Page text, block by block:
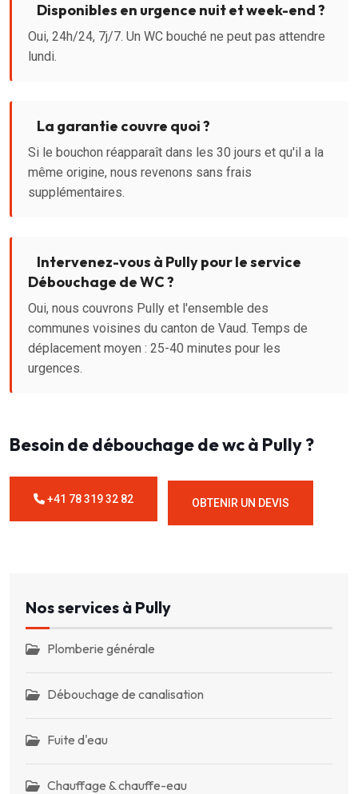
Disponibles en urgence nuit et week-end ?
Oui, 24h/24, 7j/7. Un WC bouché ne peut pas attendre
lundi.
La garantie couvre quoi ?
Si le bouchon réapparaît dans les 30 jours et qu'il a la
même origine, nous revenons sans frais
supplémentaires.
Intervenez-vous à Pully pour le service
Débouchage de WC ?
Oui, nous couvrons Pully et l'ensemble des
communes voisines du canton de Vaud. Temps de
déplacement moyen : 25-40 minutes pour les
urgences.
Besoin de débouchage de wc à Pully ?
+41 78 319 32 82 OBTENIR UN DEVIS
Nos services à Pully
Plomberie générale
Débouchage de canalisation
Fuite d'eau
Chauffage & chauffe-eau